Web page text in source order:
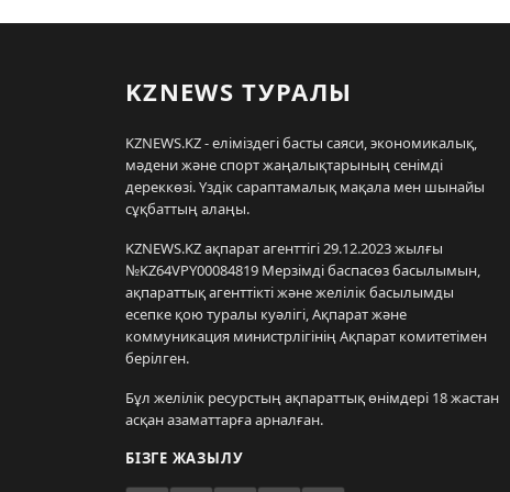
KZNEWS ТУРАЛЫ
KZNEWS.KZ - еліміздегі басты саяси, экономикалық,
мәдени және спорт жаңалықтарының сенімді
дереккөзі. Үздік сараптамалық мақала мен шынайы
сұқбаттың алаңы.
KZNEWS.KZ ақпарат агенттігі 29.12.2023 жылғы
№KZ64VPY00084819 Мерзімді баспасөз басылымын,
ақпараттық агенттікті және желілік басылымды
есепке қою туралы куәлігі, Ақпарат және
коммуникация министрлігінің Ақпарат комитетімен
берілген.
Бұл желілік ресурстың ақпараттық өнімдері 18 жастан
асқан азаматтарға арналған.
БІЗГЕ ЖАЗЫЛУ